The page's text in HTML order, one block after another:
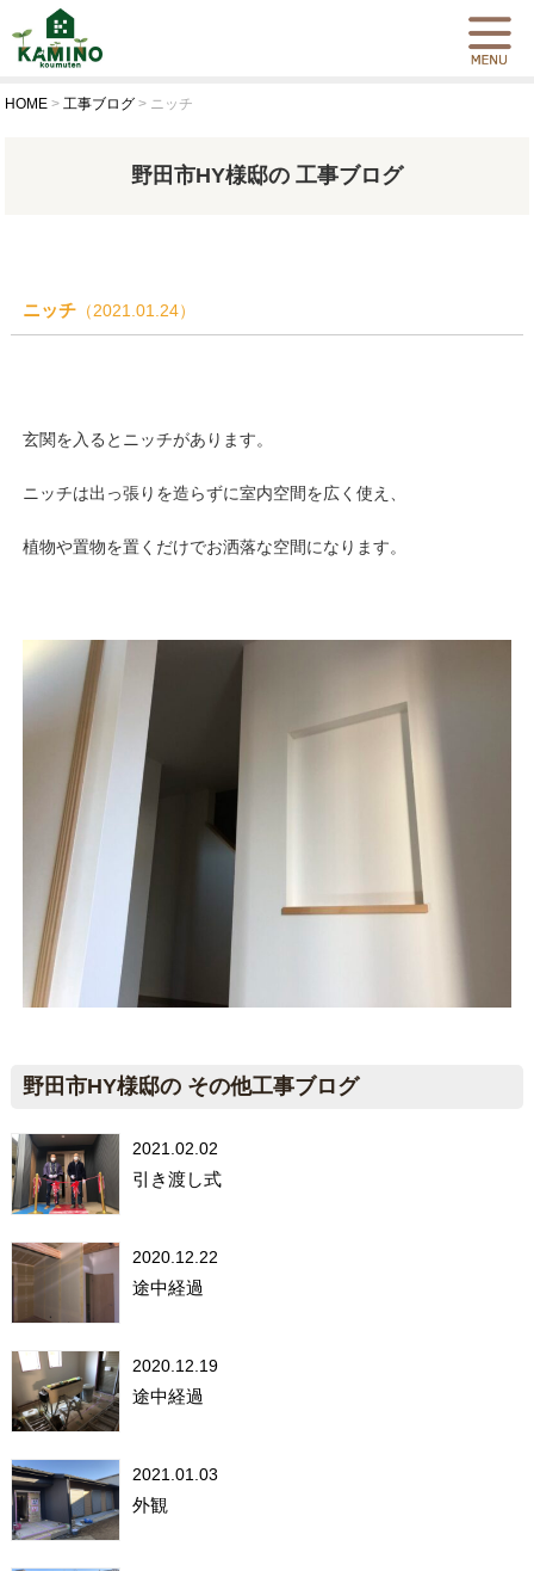
HOME >工事ブログ > ニッチ
野田市HY様邸の 工事ブログ
ニッチ（2021.01.24）
玄関を入るとニッチがあります。
ニッチは出っ張りを造らずに室内空間を広く使え、
植物や置物を置くだけでお洒落な空間になります。
野田市HY様邸の その他工事ブログ
2021.02.02
引き渡し式
2020.12.22
途中経過
2020.12.19
途中経過
2021.01.03
外観